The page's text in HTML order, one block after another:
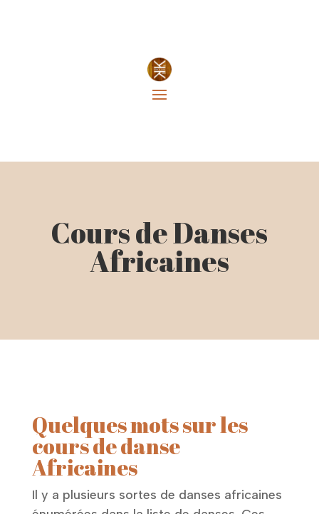
Cours de Danses
Africaines
Quelques mots sur les
cours de danse
Africaines
Il y a plusieurs sortes de danses africaines